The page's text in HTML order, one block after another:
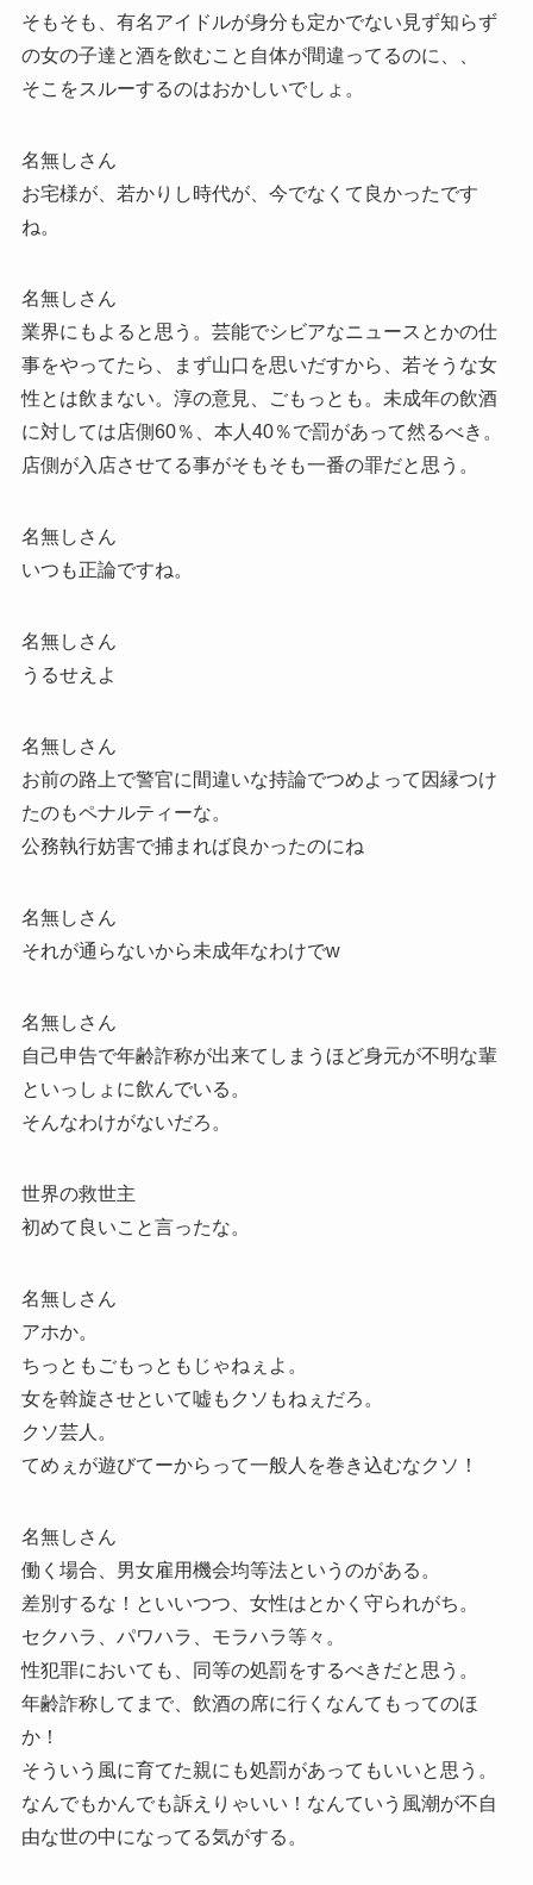
そもそも、有名アイドルが身分も定かでない見ず知らず
の女の子達と酒を飲むこと自体が間違ってるのに、、
そこをスルーするのはおかしいでしょ。
名無しさん
お宅様が、若かりし時代が、今でなくて良かったです
ね。
名無しさん
業界にもよると思う。芸能でシビアなニュースとかの仕
事をやってたら、まず山口を思いだすから、若そうな女
性とは飲まない。淳の意見、ごもっとも。未成年の飲酒
に対しては店側60％、本人40％で罰があって然るべき。
店側が入店させてる事がそもそも一番の罪だと思う。
名無しさん
いつも正論ですね。
名無しさん
うるせえよ
名無しさん
お前の路上で警官に間違いな持論でつめよって因縁つけ
たのもペナルティーな。
公務執行妨害で捕まれば良かったのにね
名無しさん
それが通らないから未成年なわけでw
名無しさん
自己申告で年齢詐称が出来てしまうほど身元が不明な輩
といっしょに飲んでいる。
そんなわけがないだろ。
世界の救世主
初めて良いこと言ったな。
名無しさん
アホか。
ちっともごもっともじゃねぇよ。
女を斡旋させといて嘘もクソもねぇだろ。
クソ芸人。
てめぇが遊びてーからって一般人を巻き込むなクソ！
名無しさん
働く場合、男女雇用機会均等法というのがある。
差別するな！といいつつ、女性はとかく守られがち。
セクハラ、パワハラ、モラハラ等々。
性犯罪においても、同等の処罰をするべきだと思う。
年齢詐称してまで、飲酒の席に行くなんてもってのほ
か！
そういう風に育てた親にも処罰があってもいいと思う。
なんでもかんでも訴えりゃいい！なんていう風潮が不自
由な世の中になってる気がする。